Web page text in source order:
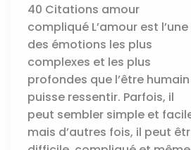
40 Citations amour
compliqué L’amour est l’une
des émotions les plus
complexes et les plus
profondes que l’être humain
puisse ressentir. Parfois, il
peut sembler simple et
mais d’autres fois, il peut